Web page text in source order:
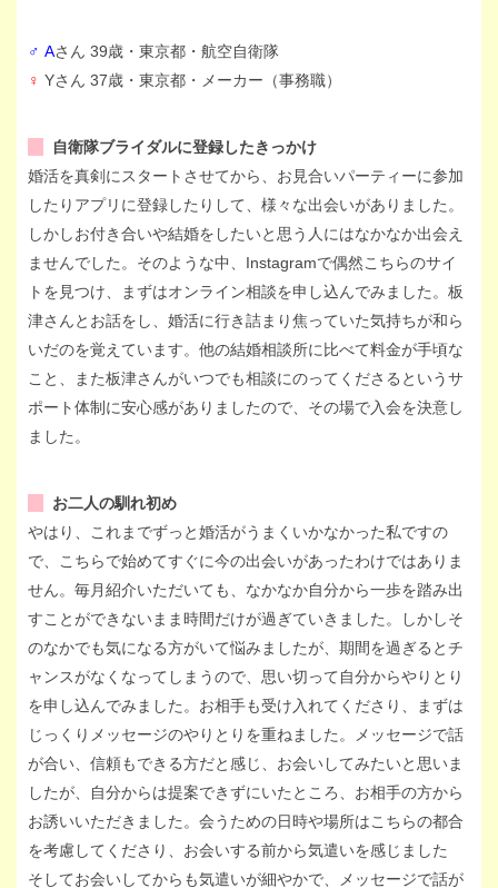
♂ Aさん 39歳・東京都・航空自衛隊
♀ Yさん 37歳・東京都・メーカー（事務職）
自衛隊ブライダルに登録したきっかけ
婚活を真剣にスタートさせてから、お見合いパーティーに参加
したりアプリに登録したりして、様々な出会いがありました。
しかしお付き合いや結婚をしたいと思う人にはなかなか出会え
ませんでした。そのような中、Instagramで偶然こちらのサイ
トを見つけ、まずはオンライン相談を申し込んでみました。板
津さんとお話をし、婚活に行き詰まり焦っていた気持ちが和ら
いだのを覚えています。他の結婚相談所に比べて料金が手頃な
こと、また板津さんがいつでも相談にのってくださるというサ
ポート体制に安心感がありましたので、その場で入会を決意し
ました。
お二人の馴れ初め
やはり、これまでずっと婚活がうまくいかなかった私ですの
で、こちらで始めてすぐに今の出会いがあったわけではありま
せん。毎月紹介いただいても、なかなか自分から一歩を踏み出
すことができないまま時間だけが過ぎていきました。しかしそ
のなかでも気になる方がいて悩みましたが、期間を過ぎるとチ
ャンスがなくなってしまうので、思い切って自分からやりとり
を申し込んでみました。お相手も受け入れてくださり、まずは
じっくりメッセージのやりとりを重ねました。メッセージで話
が合い、信頼もできる方だと感じ、お会いしてみたいと思いま
したが、自分からは提案できずにいたところ、お相手の方から
お誘いいただきました。会うための日時や場所はこちらの都合
を考慮してくださり、お会いする前から気遣いを感じました
そしてお会いしてからも気遣いが細やかで、メッセージで話が